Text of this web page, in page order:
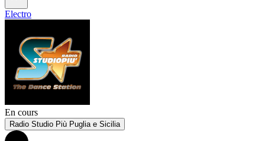
Electro
En cours
Radio Studio Più Puglia e Sicilia